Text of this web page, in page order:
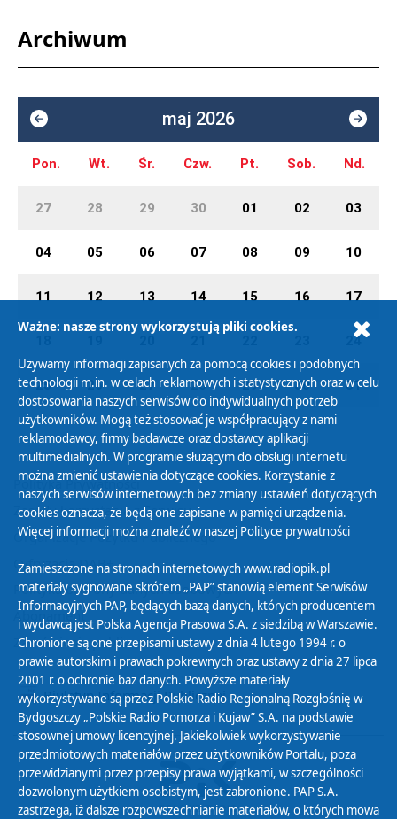
Archiwum
maj 2026
Pon. Wt. Śr. Czw. Pt. Sob. Nd.
27 28 29 30 01 02 03
04 05 06 07 08 09 10
11 12 13 14 15 16 17
24
25 26 27 28 29 30 31
Polityka Prywatności
Zasady korzystania z Serwisu
Organizacje Pożytku Publicznego
Cyfryzacja DAB+
Polityka ochrony danych osobowych
Abonament
Zamówienia publiczne
Biuletyn Informacji Publicznej
Ważne: nasze strony wykorzystują pliki cookies.
Używamy informacji zapisanych za pomocą cookies i podobnych
technologii m.in. w celach reklamowych i statystycznych oraz w celu
dostosowania naszych serwisów do indywidualnych potrzeb
użytkowników. Mogą też stosować je współpracujący z nami
reklamodawcy, firmy badawcze oraz dostawcy aplikacji
multimedialnych. W programie służącym do obsługi internetu
można zmienić ustawienia dotyczące cookies. Korzystanie z
naszych serwisów internetowych bez zmiany ustawień dotyczących
cookies oznacza, że będą one zapisane w pamięci urządzenia.
Więcej informacji można znaleźć w naszej Polityce prywatności
Zamieszczone na stronach internetowych www.radiopik.pl
materiały sygnowane skrótem „PAP” stanowią element Serwisów
Informacyjnych PAP, będących bazą danych, których producentem
i wydawcą jest Polska Agencja Prasowa S.A. z siedzibą w Warszawie.
Chronione są one przepisami ustawy z dnia 4 lutego 1994 r. o
prawie autorskim i prawach pokrewnych oraz ustawy z dnia 27 lipca
2001 r. o ochronie baz danych. Powyższe materiały
wykorzystywane są przez Polskie Radio Regionalną Rozgłośnię w
Bydgoszczy „Polskie Radio Pomorza i Kujaw” S.A. na podstawie
stosownej umowy licencyjnej. Jakiekolwiek wykorzystywanie
przedmiotowych materiałów przez użytkowników Portalu, poza
przewidzianymi przez przepisy prawa wyjątkami, w szczególności
dozwolonym użytkiem osobistym, jest zabronione. PAP S.A.
zastrzega, iż dalsze rozpowszechnianie materiałów, o których mowa